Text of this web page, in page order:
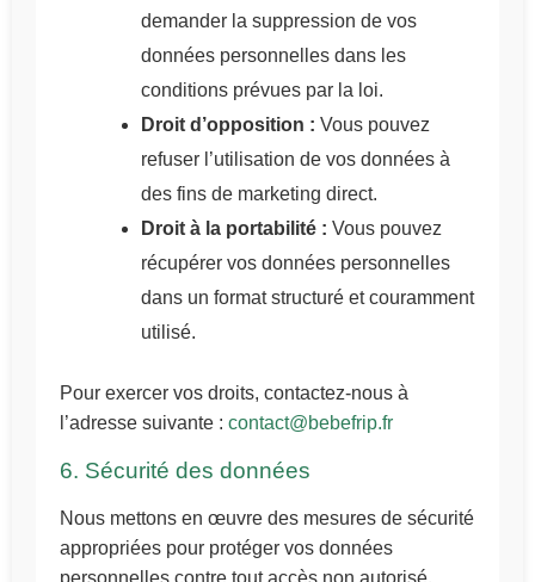
demander la suppression de vos
données personnelles dans les
conditions prévues par la loi.
Droit d’opposition : Vous pouvez
refuser l’utilisation de vos données à
des fins de marketing direct.
Droit à la portabilité : Vous pouvez
récupérer vos données personnelles
dans un format structuré et couramment
utilisé.
Pour exercer vos droits, contactez-nous à
l’adresse suivante : contact@bebefrip.fr
6. Sécurité des données
Nous mettons en œuvre des mesures de sécurité
appropriées pour protéger vos données
personnelles contre tout accès non autorisé,